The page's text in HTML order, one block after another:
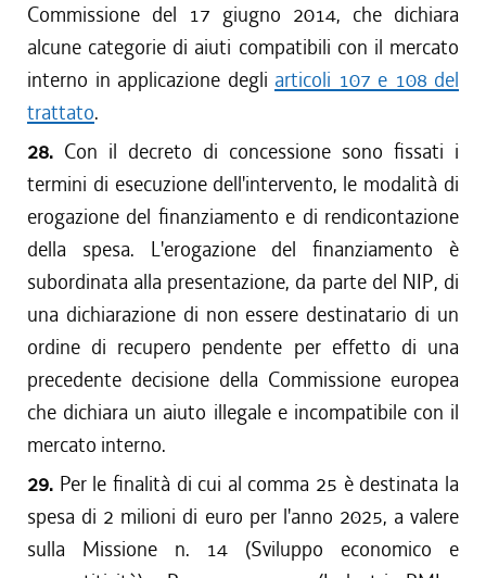
Commissione del 17 giugno 2014, che dichiara
alcune categorie di aiuti compatibili con il mercato
interno in applicazione degli articoli 107 e 108 del
trattato.
28. Con il decreto di concessione sono fissati i
termini di esecuzione dell'intervento, le modalità di
erogazione del finanziamento e di rendicontazione
della spesa. L'erogazione del finanziamento è
subordinata alla presentazione, da parte del NIP, di
una dichiarazione di non essere destinatario di un
ordine di recupero pendente per effetto di una
precedente decisione della Commissione europea
che dichiara un aiuto illegale e incompatibile con il
mercato interno.
29. Per le finalità di cui al comma 25 è destinata la
spesa di 2 milioni di euro per l'anno 2025, a valere
sulla Missione n. 14 (Sviluppo economico e